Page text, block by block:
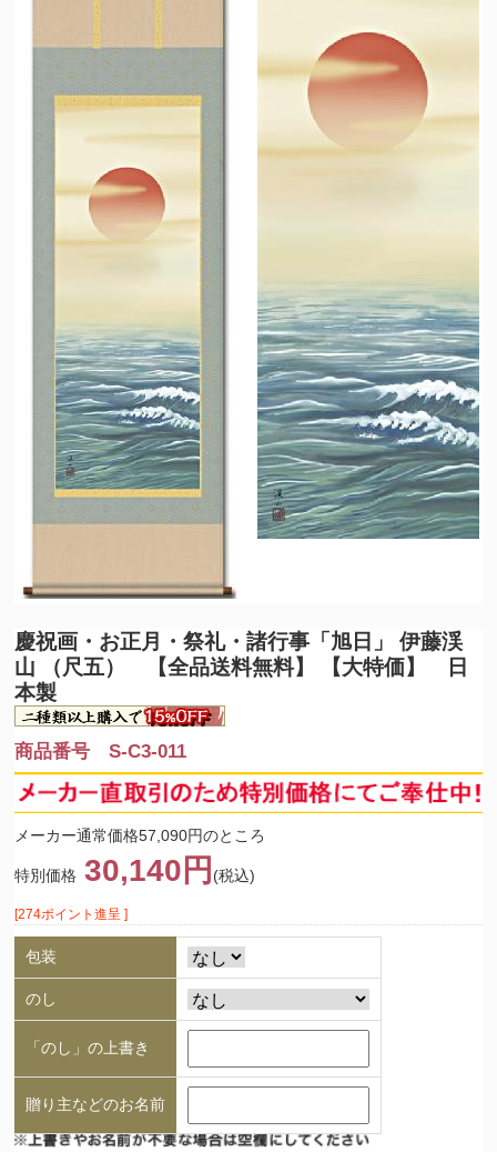
慶祝画・お正月・祭礼・諸行事 「旭日」 伊藤渓
山 （尺五） 【全品送料無料】 【大特価】 日
本製
商品番号 S-C3-011
メーカー通常価格57,090円のところ
特別価格 30,140円 (税込)
[274ポイント進呈 ]
包装
のし
「のし」の上書き
贈り主などのお名前